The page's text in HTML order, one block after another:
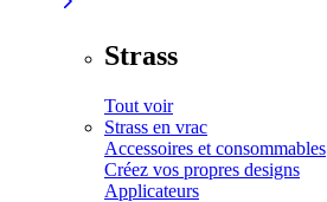
Strass
Tout voir
Strass en vrac
Accessoires et consommables
Créez vos propres designs
Applicateurs